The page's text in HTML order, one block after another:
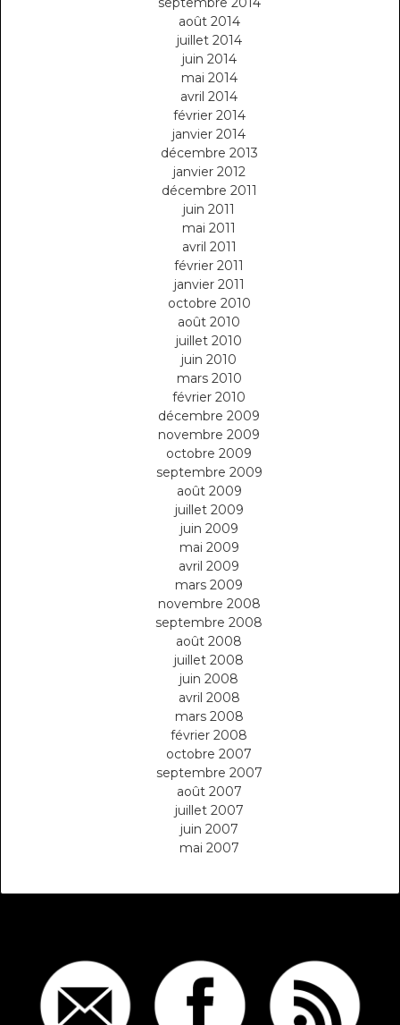
août 2014
juillet 2014
juin 2014
mai 2014
avril 2014
février 2014
janvier 2014
décembre 2013
janvier 2012
décembre 2011
juin 2011
mai 2011
avril 2011
février 2011
janvier 2011
octobre 2010
août 2010
juillet 2010
juin 2010
mars 2010
février 2010
décembre 2009
novembre 2009
octobre 2009
septembre 2009
août 2009
juillet 2009
juin 2009
mai 2009
avril 2009
mars 2009
novembre 2008
septembre 2008
août 2008
juillet 2008
juin 2008
avril 2008
mars 2008
février 2008
octobre 2007
septembre 2007
août 2007
juillet 2007
juin 2007
mai 2007